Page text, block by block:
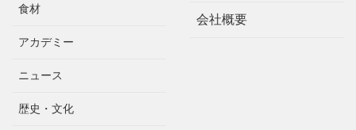
食材
アカデミー
ニュース
歴史・文化
会社概要